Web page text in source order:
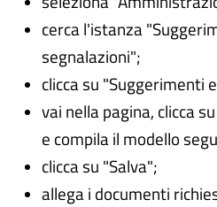
cerca l'istanza
segnalazioni";
clicca su "Suggerimenti
vai nella pagina, clicca
e compila il modello
clicca su "Salva";
allega i documenti